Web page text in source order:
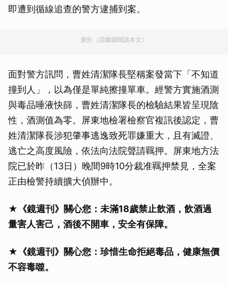
即遭到循線追查的警方逮捕到案。
廣告（請繼續閱讀本文）
面對警方訊問，曹姓清潔隊長堅稱案發當下「不知道
撞到人」，以為僅是單純擦撞單車。經警方實施酒測
與毒品唾液快篩，曹姓清潔隊長的檢驗結果皆呈現陰
性，酒測值為零。屏東地檢署檢察官複訊後認定，曹
姓清潔隊長涉犯肇事逃逸致死罪嫌重大，且有滅證、
逃亡之高度風險，依法向法院聲請羈押。屏東地方法
院已於昨（13日）晚間9時10分裁准羈押禁見，全案
正由檢警持續擴大偵辦中。
★《鏡週刊》關心您：未滿18歲禁止飲酒，飲酒過
量害人害己，酒後不開車，安全有保障。
★《鏡週刊》關心您：珍惜生命拒絕毒品，健康無價
不容毒噬。